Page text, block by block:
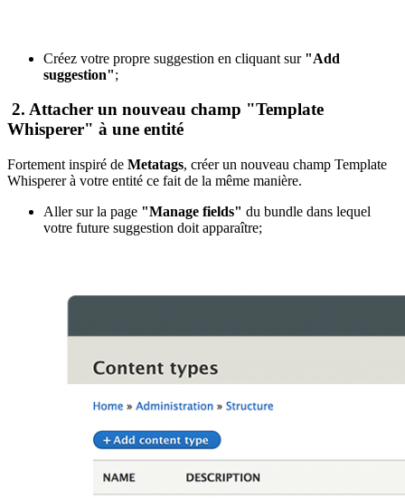
Créez votre propre suggestion en cliquant sur "Add
suggestion";
2. Attacher un nouveau champ "Template
Whisperer" à une entité
Fortement inspiré de Metatags, créer un nouveau champ Template
Whisperer à votre entité ce fait de la même manière.
Aller sur la page "Manage fields" du bundle dans lequel
votre future suggestion doit apparaître;